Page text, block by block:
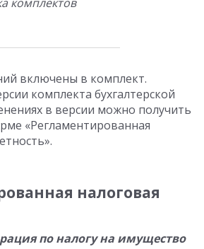
включены в комплект.
комплекта бухгалтерской
в версии можно получить
«Регламентированная
налоговая
по налогу на имущество